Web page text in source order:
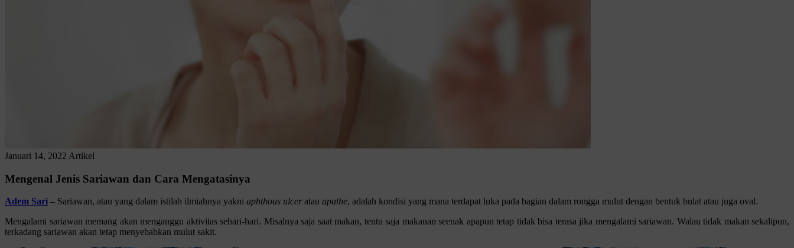
Januari 14, 2022 Artikel
Mengenal Jenis Sariawan dan Cara Mengatasinya
Adem Sari – Sariawan, atau yang dalam istilah ilmiahnya yakni aphthous ulcer atau apathe, adalah kondisi yang mana terdapat luka pada bagian dalam rongga mulut dengan bentuk bulat atau juga oval.
Mengalami sariawan memang akan menganggu aktivitas sehari-hari. Misalnya saja saat makan, tentu saja makanan seenak apapun tetap tidak bisa terasa jika mengalami sariawan. Walau tidak makan sekalipun,
terkadang sariawan akan tetap menyebabkan mulut sakit.